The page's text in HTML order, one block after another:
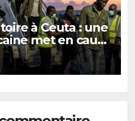
à Ceuta : une
met en cause
de Rabat